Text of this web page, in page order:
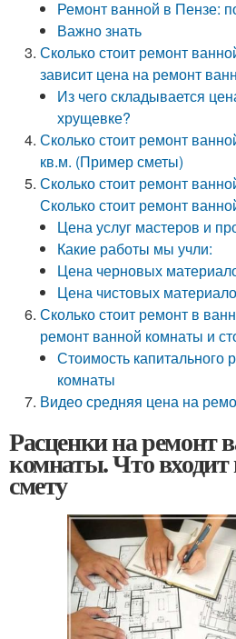
Ремонт ванной в Пензе:
Важно знать
Сколько стоит ремонт
зависит цена на ремонт
Из чего складывается
хрущевке?
Сколько стоит ремонт
кв.м. (Пример сметы)
Сколько стоит ремонт
Сколько стоит ремонт
Цена услуг мастеров и
Какие работы мы учли:
Цена черновых
Цена чистовых
Сколько стоит ремонт в
ремонт ванной комнаты и
Стоимость капитального
комнаты
Видео средняя цена на
Расценки на ремонт
комнаты. Что
смету